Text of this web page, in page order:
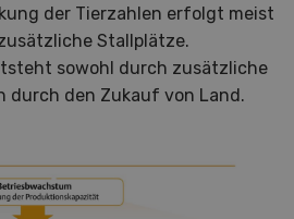
der Tierzahlen erfolgt meist
Stallplätze.
sowohl durch zusätzliche
durch den Zukauf von Land.